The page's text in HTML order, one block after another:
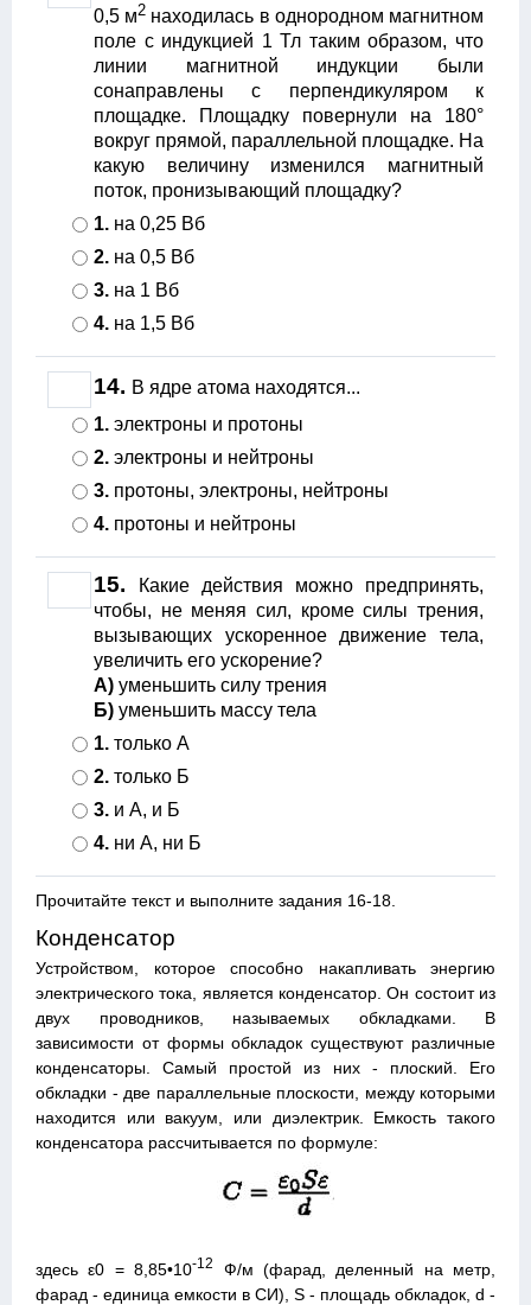
0,5 м2 находилась в однородном магнитном
поле с индукцией 1 Тл таким образом, что
линии магнитной индукции были
сонаправлены с перпендикуляром к
площадке. Площадку повернули на 180°
вокруг прямой, параллельной площадке. На
какую величину изменился магнитный
поток, пронизывающий площадку?
1. на 0,25 Вб
2. на 0,5 Вб
3. на 1 Вб
4. на 1,5 Вб
14. В ядре атома находятся...
1. электроны и протоны
2. электроны и нейтроны
3. протоны, электроны, нейтроны
4. протоны и нейтроны
15.
Какие действия можно предпринять,
чтобы, не меняя сил, кроме силы трения,
вызывающих ускоренное движение тела,
увеличить его ускорение?
А) уменьшить силу трения
Б) уменьшить массу тела
1. только А
2. только Б
3. и А, и Б
4. ни А, ни Б
Прочитайте текст и выполните задания 16-18.
Конденсатор
Устройством, которое способно накапливать энергию
электрического тока, является конденсатор. Он состоит из
двух проводников, называемых обкладками. В
зависимости от формы обкладок существуют различные
конденсаторы. Самый простой из них - плоский. Его
обкладки - две параллельные плоскости, между которыми
находится или вакуум, или диэлектрик. Емкость такого
конденсатора рассчитывается по формуле:
здесь ε0 = 8,85•10-12
Ф/м (фарад, деленный на метр,
фарад - единица емкости в СИ), S - площадь обкладок, d -